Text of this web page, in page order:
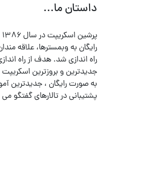
داستان ما...
رایگان به وبمسترها، علاقه
راه اندازی شد. هدف از راه
جدیدترین و بروزترین اسکریپت
به صورت رایگان ، جدیدترین
پشتیبانی در تالارهای گفتگو